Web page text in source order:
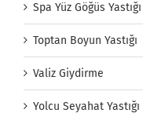
Spa Yüz Göğüs Yastığı
Toptan Boyun Yastığı
Valiz Giydirme
Yolcu Seyahat Yastığı